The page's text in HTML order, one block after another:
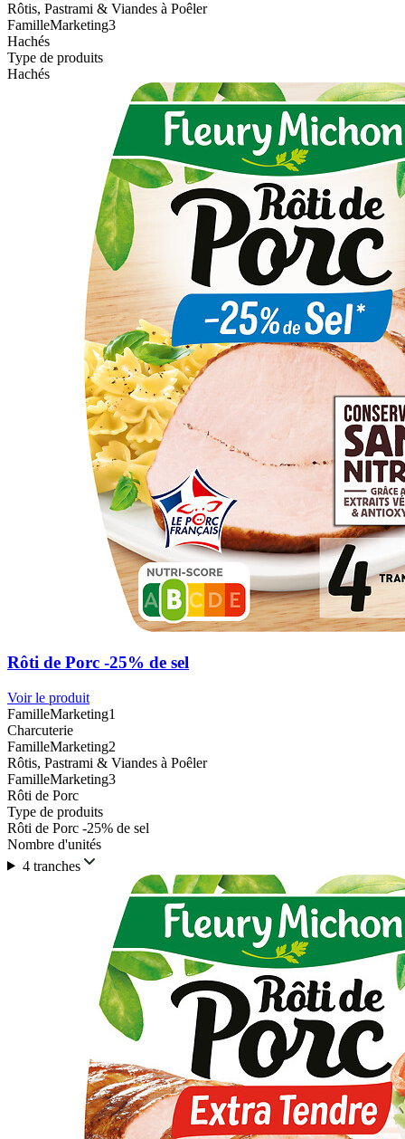
Rôtis, Pastrami & Viandes à Poêler
FamilleMarketing3
Hachés
Type de produits
Hachés
Rôti de Porc -25% de sel
Voir le produit
FamilleMarketing1
Charcuterie
FamilleMarketing2
Rôtis, Pastrami & Viandes à Poêler
FamilleMarketing3
Rôti de Porc
Type de produits
Rôti de Porc -25% de sel
Nombre d'unités
4 tranches